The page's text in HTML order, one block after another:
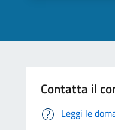
Contatta il
Leggi le